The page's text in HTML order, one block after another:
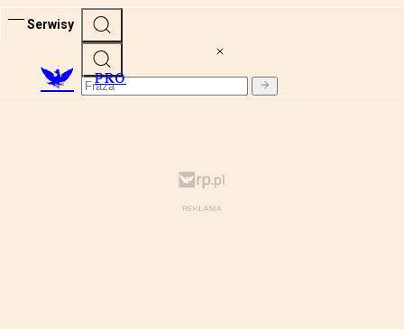
Serwisy
PRO